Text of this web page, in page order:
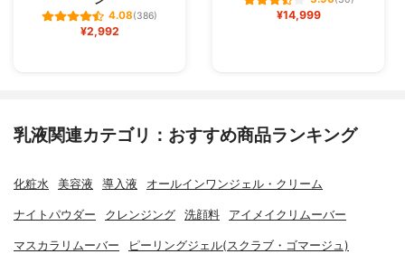
4.08(386)
¥2,992
¥14,999
乳液関連カテゴリ：おすすめ商品ランキング
化粧水 美容液 導入液 オールインワンジェル・クリーム
ナイトパウダー クレンジング 洗顔料 アイメイクリムーバー
マスカラリムーバー ピーリングジェル(スクラブ・ゴマージュ)